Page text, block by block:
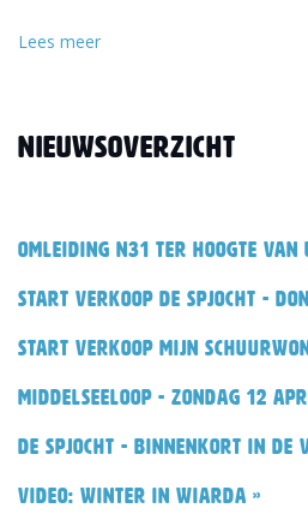
Lees meer
Nieuwsoverzicht
Omleiding N31 ter hoogte van
Start verkoop De Spjocht -
Start verkoop Mijn
Middelseeloop - zondag 12
De Spjocht - binnenkort in de
Video: Winter in Wiarda »